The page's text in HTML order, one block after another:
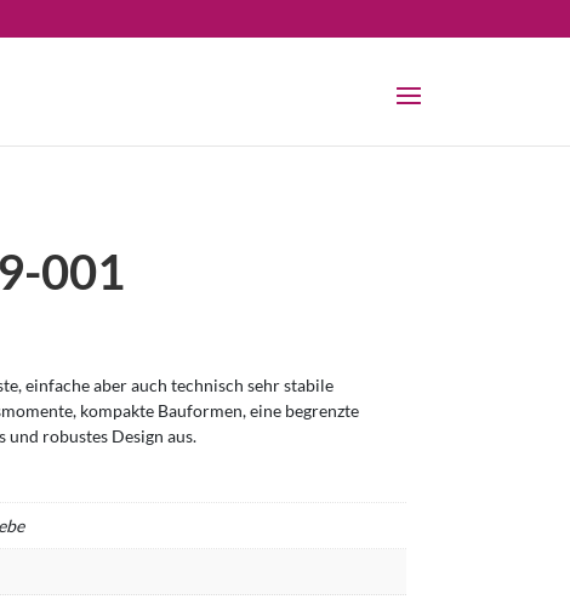
001
einfache aber auch technisch sehr stabile
kompakte Bauformen, eine begrenzte
und robustes Design aus.